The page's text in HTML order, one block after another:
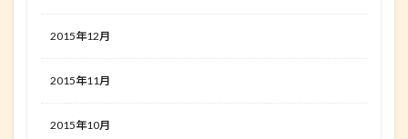
2015年12月
2015年11月
2015年10月